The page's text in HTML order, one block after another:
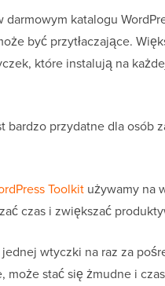
katalogu
być przytłaczające.
które instalują na
przydatne dla osób
Toolkit używamy na
czas i zwiększać
wtyczki na raz za
stać się żmudne i